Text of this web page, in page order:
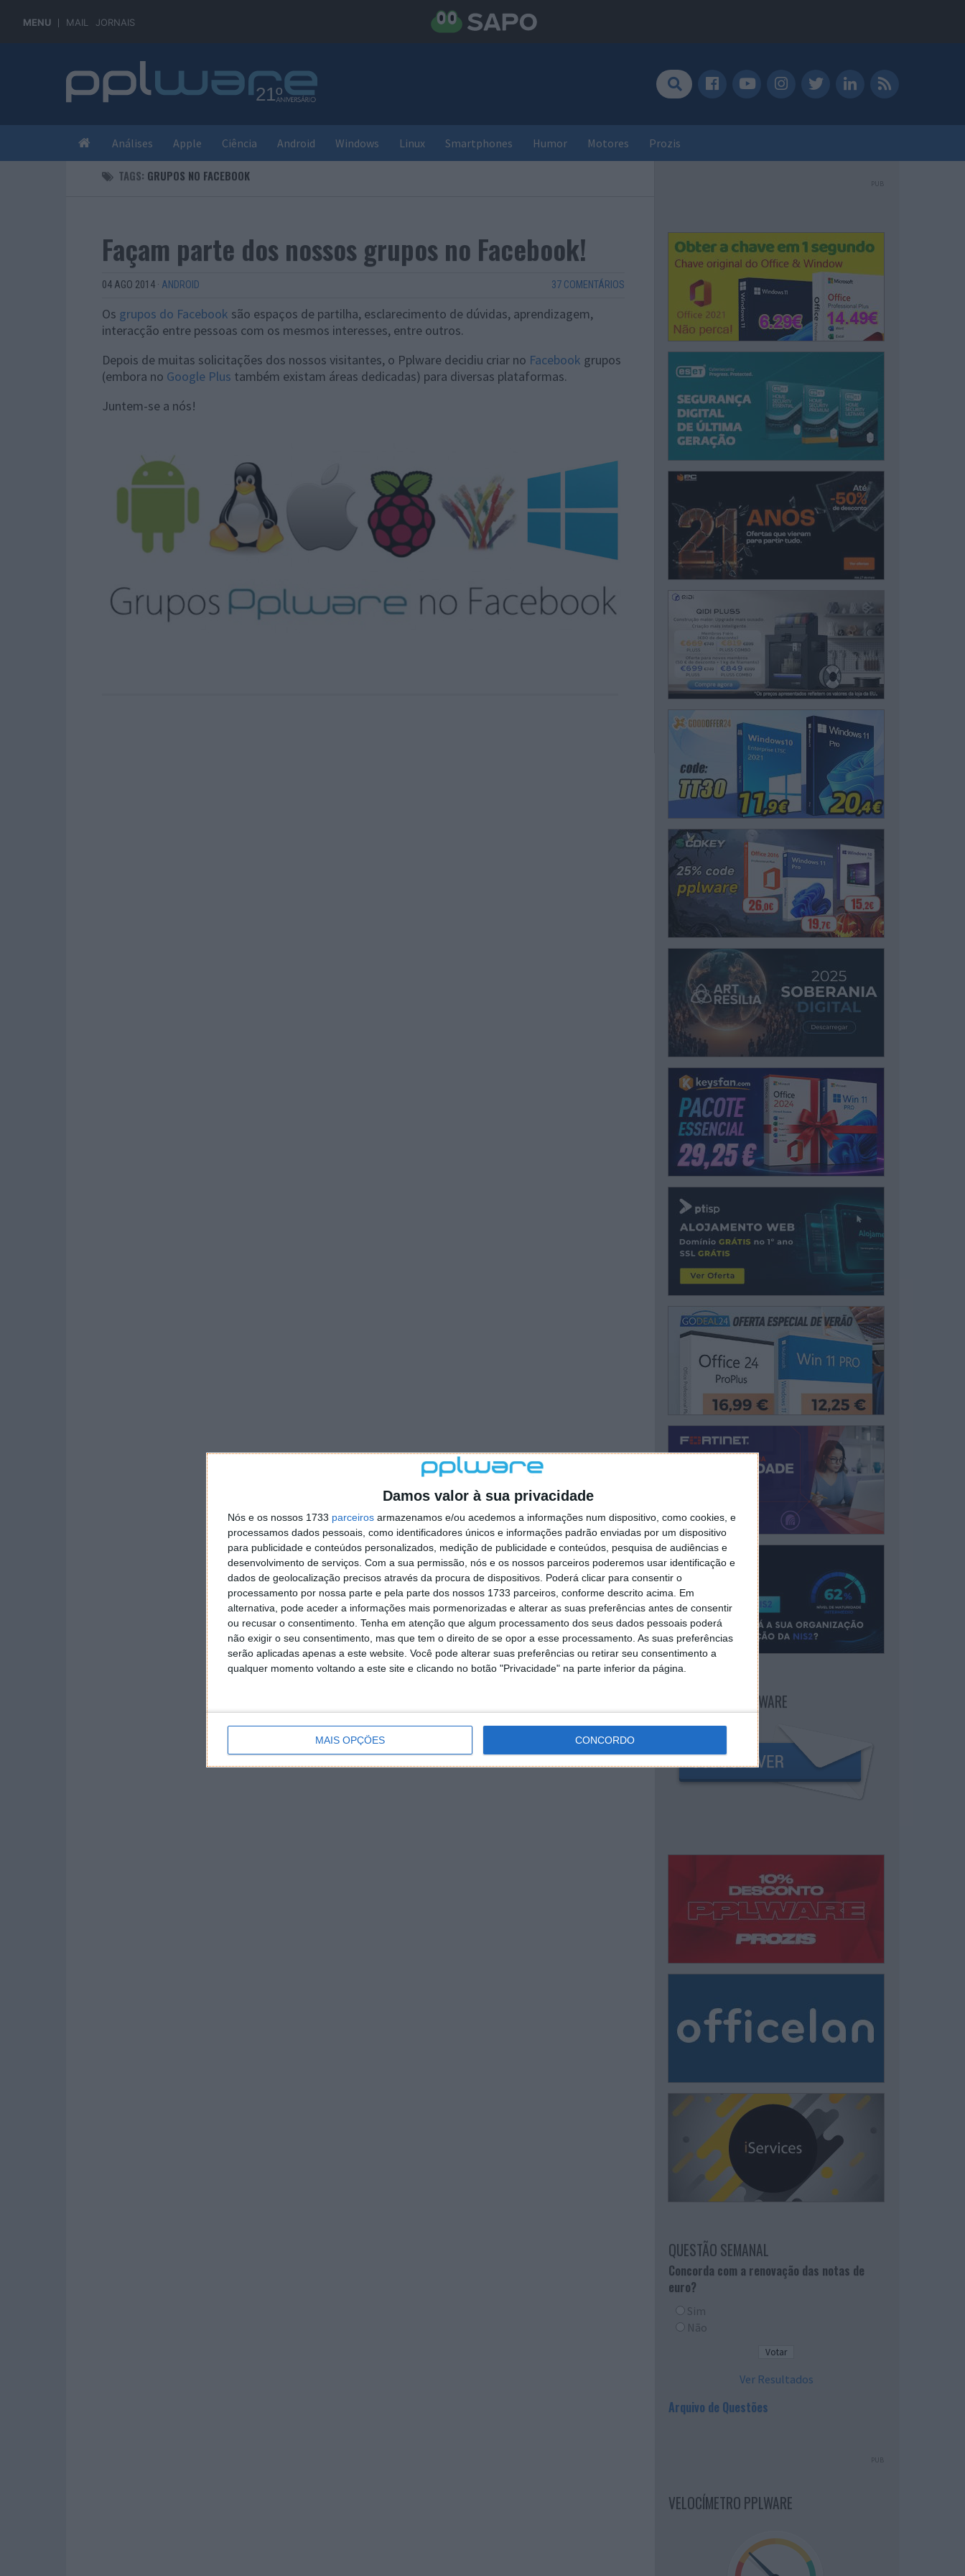
Damos valor à sua privacidade
Nós e os nossos 1733 parceiros armazenamos e/ou acedemos a informações num dispositivo, como cookies, e
processamos dados pessoais, como identificadores únicos e informações padrão enviadas por um dispositivo
para publicidade e conteúdos personalizados, medição de publicidade e conteúdos, pesquisa de audiências e
desenvolvimento de serviços. Com a sua permissão, nós e os nossos parceiros poderemos usar identificação e
dados de geolocalização precisos através da procura de dispositivos. Poderá clicar para consentir o
processamento por nossa parte e pela parte dos nossos 1733 parceiros, conforme descrito acima. Em
alternativa, pode aceder a informações mais pormenorizadas e alterar as suas preferências antes de consentir
ou recusar o consentimento. Tenha em atenção que algum processamento dos seus dados pessoais poderá
não exigir o seu consentimento, mas que tem o direito de se opor a esse processamento. As suas preferências
serão aplicadas apenas a este website. Você pode alterar suas preferências ou retirar seu consentimento a
qualquer momento voltando a este site e clicando no botão "Privacidade" na parte inferior da página.
MAIS OPÇÕES CONCORDO
MENU MAIL JORNAIS
Análises Apple Ciência Android Windows Linux Smartphones Humor Motores Prozis
TAGS: GRUPOS NO FACEBOOK
Façam parte dos nossos grupos no Facebook!
04 AGO 2014 · ANDROID 37 COMENTÁRIOS
Os grupos do Facebook são espaços de partilha, esclarecimento de dúvidas, aprendizagem,
interacção entre pessoas com os mesmos interesses, entre outros.
Depois de muitas solicitações dos nossos visitantes, o Pplware decidiu criar no Facebook grupos
(embora no Google Plus também existam áreas dedicadas) para diversas plataformas.
Juntem-se a nós!
PUB
NEWSLETTER PPLWARE
QUESTÃO SEMANAL
Concorda com a renovação das notas de
euro?
Sim
Não
Ver Resultados
Arquivo de Questões
PUB
VELOCÍMETRO PPLWARE